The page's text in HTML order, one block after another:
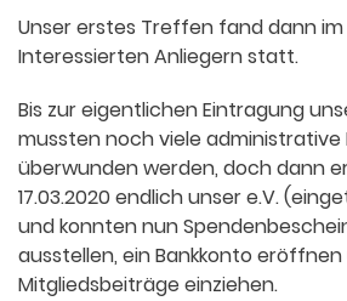
Unser erstes Treffen fand dann
Interessierten Anliegern statt.
Bis zur eigentlichen Eintragung
mussten noch viele administrative
überwunden werden, doch dann
17.03.2020 endlich unser e.V.
und konnten nun
ausstellen, ein Bankkonto
Mitgliedsbeiträge einziehen.